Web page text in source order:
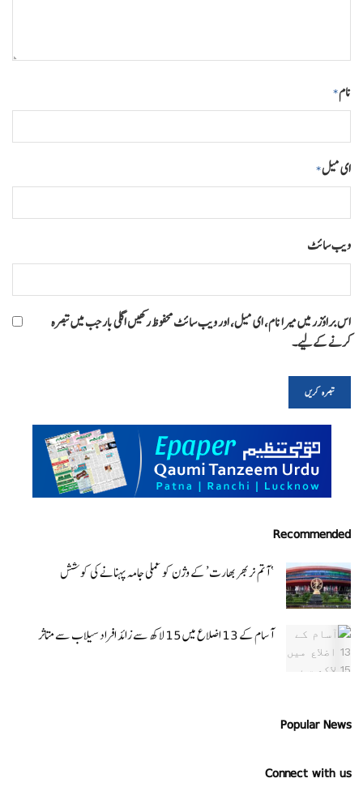
نام*
ای میل*
ویب‌ سائٹ
اس براؤزر میں میرا نام، ای میل، اور ویب سائٹ محفوظ رکھیں اگلی بار جب میں تبصرہ
کرنے کےلیے۔
Recommended
‘ آتم نربھر بھارت’ کے وژن کو عملی جامہ پہنانے کی کوشش
آسام کے 13 اضلاع میں 15 لاکھ سے زائد افراد سیلاب سے متاثر
Popular News
Connect with us